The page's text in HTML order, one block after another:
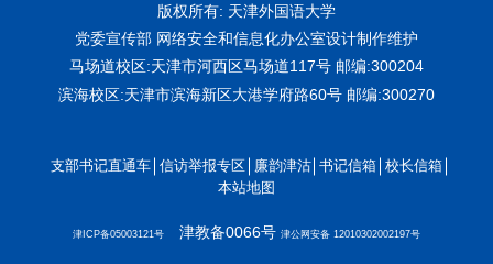
版权所有: 天津外国语大学
党委宣传部 网络安全和信息化办公室设计制作维护
马场道校区:天津市河西区马场道117号 邮编:300204
滨海校区:天津市滨海新区大港学府路60号 邮编:300270
支部书记直通车 信访举报专区 廉韵津沽 书记信箱 校长信箱
本站地图
津ICP备05003121号 津教备0066号 津公网安备 12010302002197号